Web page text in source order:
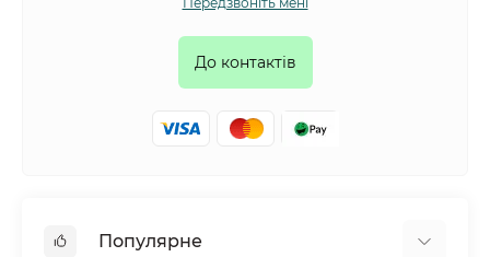
сповільнюються, відбуваються гормональні зміни,
тому літнім вихованцям рекомендовано спеціальну
категорій – преміум, супер-преміум, а також холістик.
трав, фруктів, овочів. Їх поєднує відсутність шкідливих
До контактів
Популярне